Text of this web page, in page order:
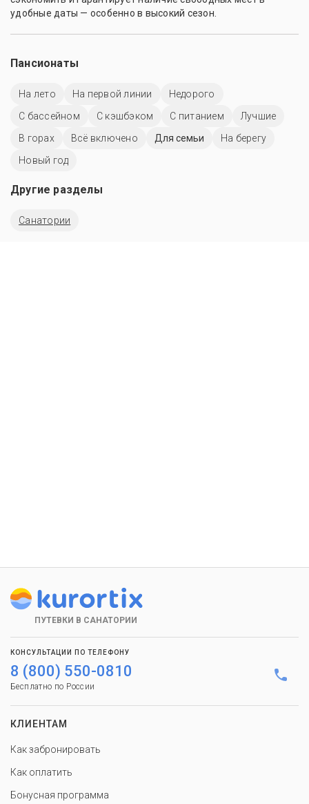
удобные даты — особенно в высокий сезон.
Пансионаты
На лето На первой линии
Недорого
C бассейном
С кэшбэком С питанием
Лучшие
В горах
Всё включено Для семьи
На берегу
Новый год
Другие разделы
Санатории
ПУТЕВКИ В САНАТОРИИ
КОНСУЛЬТАЦИИ ПО ТЕЛЕФОНУ
8 (800) 550-0810
Бесплатно по России
КЛИЕНТАМ
Как забронировать
Как оплатить
Бонусная программа